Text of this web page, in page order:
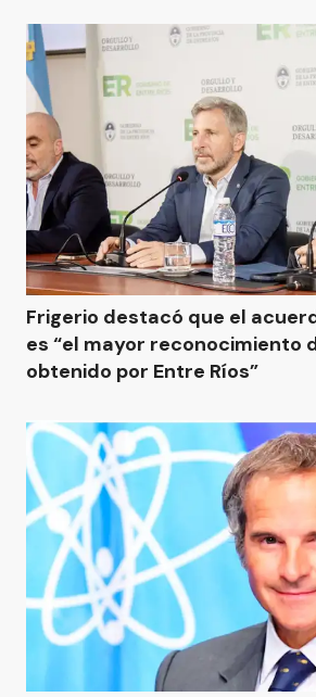
Frigerio destacó que el
es “el mayor reconocimiento
obtenido por Entre Ríos”